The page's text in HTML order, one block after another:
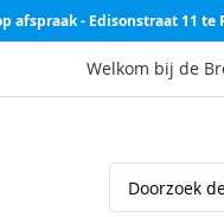
afspraak - Edisonstraat 11 te
Welkom bij de
Search